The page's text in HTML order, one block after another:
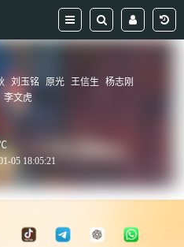
刘玉铭 原光 王信生
杨志刚
李文虎
℃
05 18:05:21